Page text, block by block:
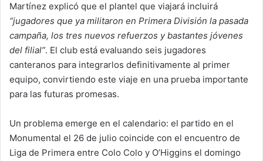
Martínez explicó que el plantel que viajará incluirá
“jugadores que ya militaron en Primera División la pasada
campaña, los tres nuevos refuerzos y bastantes jóvenes
del filial”. El club está evaluando seis jugadores
canteranos para integrarlos definitivamente al primer
equipo, convirtiendo este viaje en una prueba importante
para las futuras promesas.
Un problema emerge en el calendario: el partido en el
Monumental el 26 de julio coincide con el encuentro de
Liga de Primera entre Colo Colo y O’Higgins el domingo